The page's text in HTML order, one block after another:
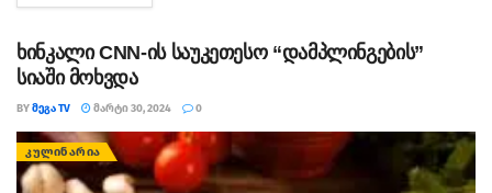
gemrielia.ge
თეგები: კულინარია ნიგვიზანი ბადრიჯანი რეცეპტი
ხინკალი CNN-ის საუკეთესო “დამპლინგების”
სიაში მოხვდა
BYᲛᲔᲒᲐ TV ᲛᲐᲠᲢᲘ 30, 2024 0
ᲙᲣᲚᲘᲜᲐᲠᲘᲐ